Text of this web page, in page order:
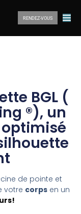
RENDEZ-VOUS
BGL (
®), un
de pointe et
votre corpsen un